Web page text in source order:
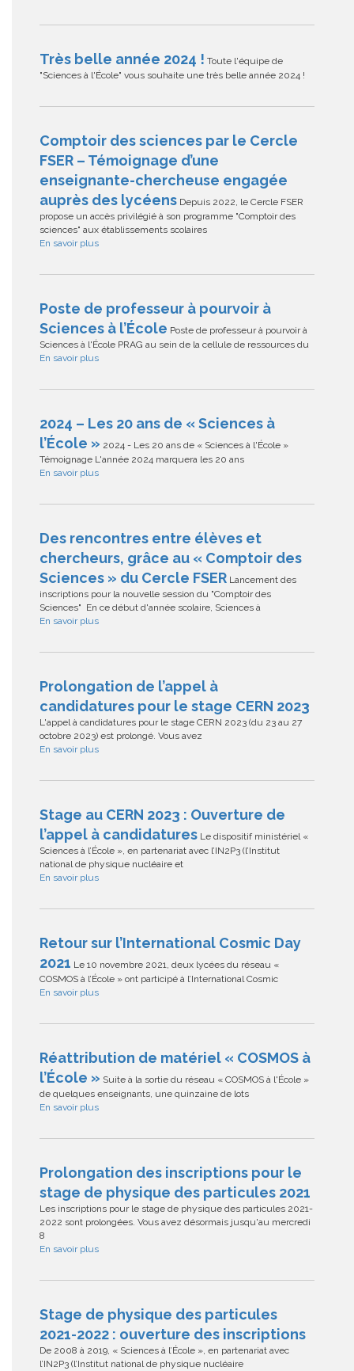
Très belle année 2024 ! Toute l'équipe de
"Sciences à l'École" vous souhaite une très belle année 2024 !
Comptoir des sciences par le Cercle
FSER – Témoignage d’une
enseignante-chercheuse engagée
auprès des lycéens Depuis 2022, le Cercle FSER
propose un accès privilégié à son programme "Comptoir des
sciences" aux établissements scolaires
En savoir plus
Poste de professeur à pourvoir à
Sciences à l’École Poste de professeur à pourvoir à
Sciences à l'École PRAG au sein de la cellule de ressources du
En savoir plus
2024 – Les 20 ans de « Sciences à
l’École » 2024 - Les 20 ans de « Sciences à l'École »
Témoignage L'année 2024 marquera les 20 ans
En savoir plus
Des rencontres entre élèves et
chercheurs, grâce au « Comptoir des
Sciences » du Cercle FSER Lancement des
inscriptions pour la nouvelle session du "Comptoir des
Sciences" En ce début d'année scolaire, Sciences à
En savoir plus
Prolongation de l’appel à
candidatures pour le stage CERN 2023
L'appel à candidatures pour le stage CERN 2023 (du 23 au 27
octobre 2023) est prolongé. Vous avez
En savoir plus
Stage au CERN 2023 : Ouverture de
l’appel à candidatures Le dispositif ministériel «
Sciences à l’École », en partenariat avec l’IN2P3 (l’Institut
national de physique nucléaire et
En savoir plus
Retour sur l’International Cosmic Day
2021 Le 10 novembre 2021, deux lycées du réseau «
COSMOS à l’École » ont participé à l’International Cosmic
En savoir plus
Réattribution de matériel « COSMOS à
l’École » Suite à la sortie du réseau « COSMOS à l'École »
de quelques enseignants, une quinzaine de lots
En savoir plus
Prolongation des inscriptions pour le
stage de physique des particules 2021
Les inscriptions pour le stage de physique des particules 2021-
2022 sont prolongées. Vous avez désormais jusqu'au mercredi
8
En savoir plus
Stage de physique des particules
2021-2022 : ouverture des inscriptions
De 2008 à 2019, « Sciences à l’École », en partenariat avec
l’IN2P3 (l’Institut national de physique nucléaire